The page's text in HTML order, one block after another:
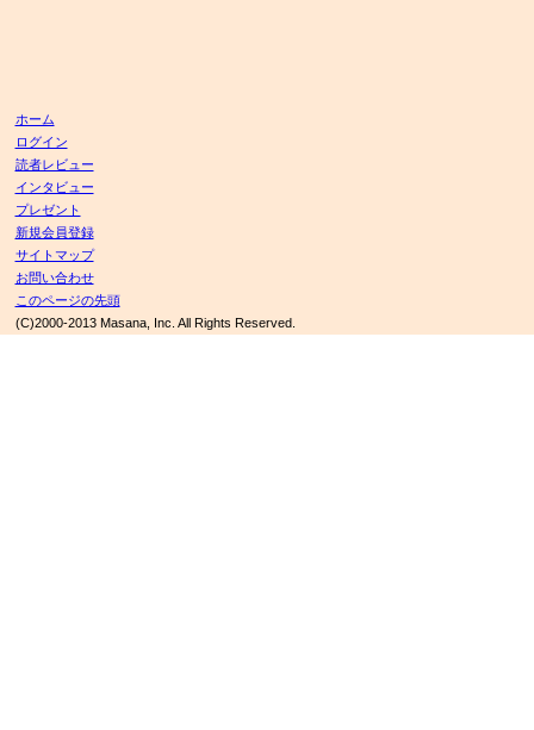
ホーム
ログイン
読者レビュー
インタビュー
プレゼント
新規会員登録
サイトマップ
お問い合わせ
このページの先頭
(C)2000-2013 Masana, Inc. All Rights Reserved.